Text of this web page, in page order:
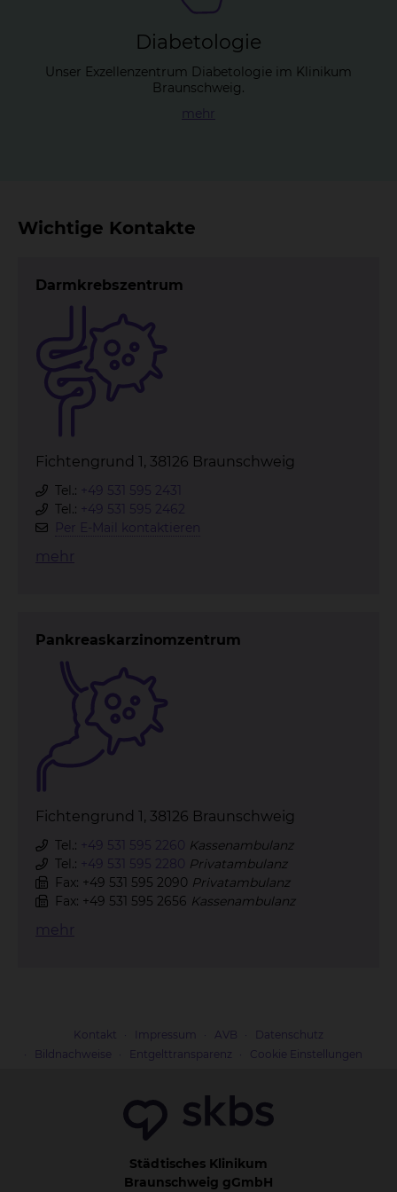
Dia­be­to­lo­gie
Unser Exzellenzentrum Diabetologie im Klinikum
Braunschweig.
mehr
Wichtige Kontakte
Darmkrebszentrum
Fichtengrund 1, 38126 Braunschweig
Tel.: +49 531 595 2431
Tel.: +49 531 595 2462
Per E-Mail kontaktieren
mehr
Pankreaskarzinomzentrum
Fichtengrund 1, 38126 Braunschweig
Tel.: +49 531 595 2260 Kassenambulanz
Tel.: +49 531 595 2280 Privatambulanz
Fax: +49 531 595 2090 Privatambulanz
Fax: +49 531 595 2656 Kassenambulanz
mehr
Kontakt Impressum AVB
Datenschutz
Bildnachweise
Entgelttransparenz Cookie Einstellungen
Städtisches Klinikum
Braunschweig gGmbH